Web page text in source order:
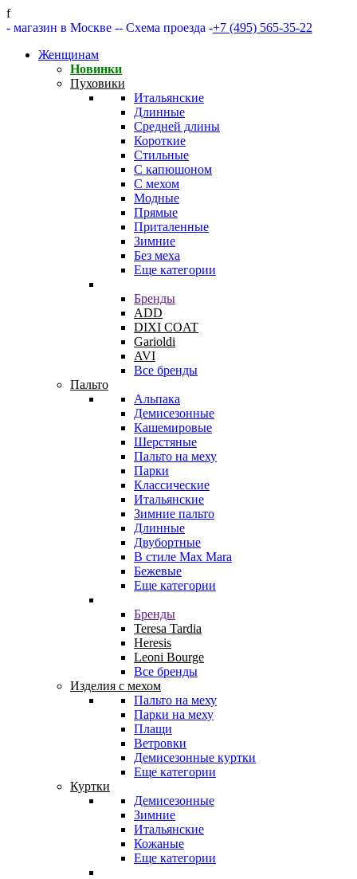
f
- магазин в Москве -- Схема проезда -+7 (495) 565-35-22
Женщинам
Новинки
Пуховики
Итальянские
Длинные
Средней длины
Короткие
Стильные
С капюшоном
С мехом
Модные
Прямые
Приталенные
Зимние
Без меха
Еще категории
Бренды
ADD
DIXI COAT
Garioldi
AVI
Все бренды
Пальто
Альпака
Демисезонные
Кашемировые
Шерстяные
Пальто на меху
Парки
Классические
Итальянские
Зимние пальто
Длинные
Двубортные
В стиле Max Mara
Бежевые
Еще категории
Бренды
Teresa Tardia
Heresis
Leoni Bourge
Все бренды
Изделия с мехом
Пальто на меху
Парки на меху
Плащи
Ветровки
Демисезонные куртки
Еще категории
Куртки
Демисезонные
Зимние
Итальянские
Кожаные
Еще категории